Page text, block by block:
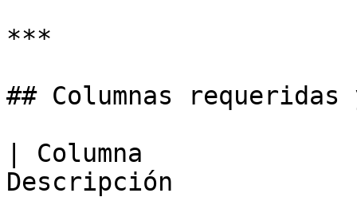
***
## Columnas
| Columna
Descripción